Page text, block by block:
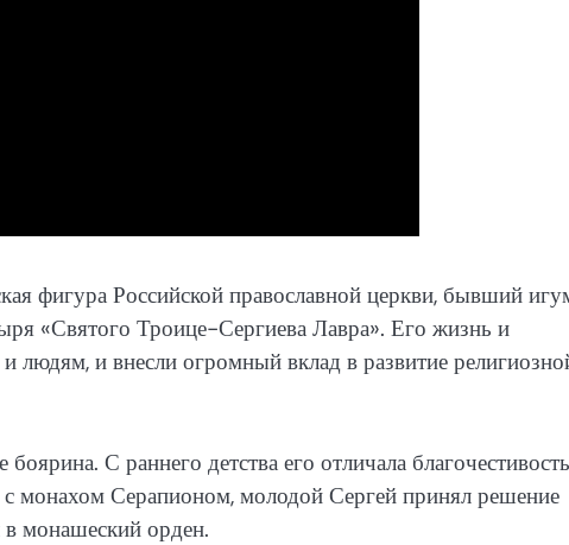
фигура Российской православной церкви, бывший
«Святого Троице-Сергиева Лавра». Его жизнь и
людям, и внесли огромный вклад в развитие
боярина. С раннего детства его отличала
монахом Серапионом, молодой Сергей принял решение
монашеский орден.